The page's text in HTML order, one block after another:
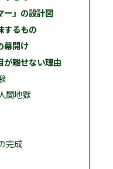
ー』の設計図
するもの
幕開け
が離せない理由
間地獄
完成